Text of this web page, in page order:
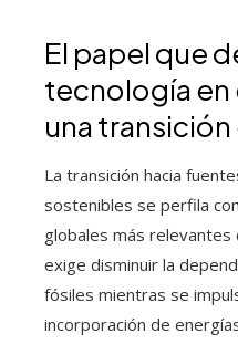
El papel que
tecnología en
una
La transición hacia
sostenibles se perfila
globales más
exige disminuir la
fósiles mientras se
incorporación de